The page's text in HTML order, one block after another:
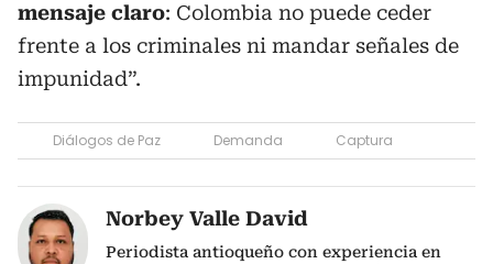
mensaje claro: Colombia no puede ceder
frente a los criminales ni mandar señales de
impunidad”.
Diálogos de Paz Demanda Captura
Norbey Valle David
Periodista antioqueño con experiencia en